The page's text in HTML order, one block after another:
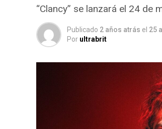
“Clancy” se lanzará el 24 de
Publicado 2 años atrás el 25
Por ultrabrit